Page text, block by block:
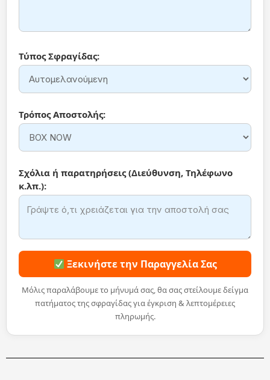
Τύπος Σφραγίδας:
Τρόπος Αποστολής:
Σχόλια ή παρατηρήσεις (Διεύθυνση, Τηλέφωνο
κ.λπ.):
Ξεκινήστε την Παραγγελία Σας
Μόλις παραλάβουμε το μήνυμά σας, θα σας στείλουμε δείγμα
πατήματος της σφραγίδας για έγκριση & λεπτομέρειες
πληρωμής.